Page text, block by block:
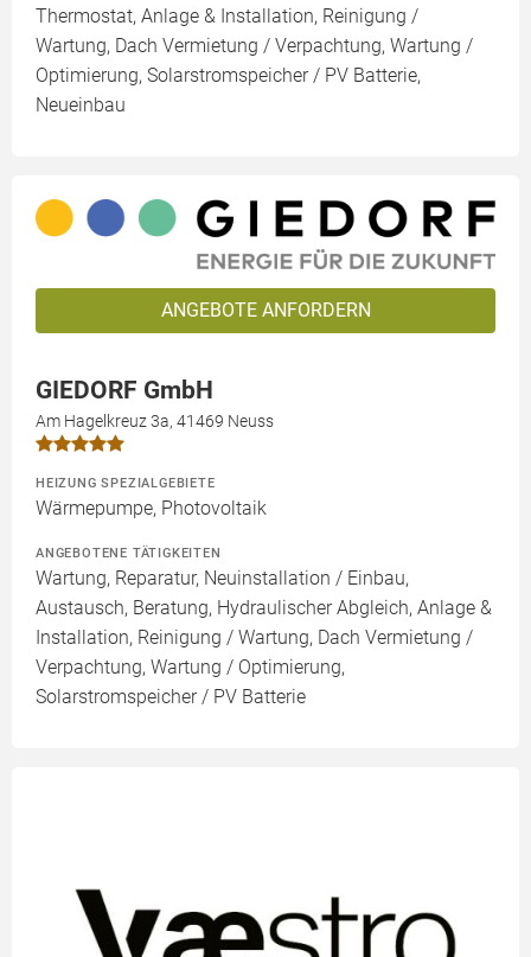
Thermostat, Anlage & Installation, Reinigung /
Wartung, Dach Vermietung / Verpachtung, Wartung /
Optimierung, Solarstromspeicher / PV Batterie,
Neueinbau
ANGEBOTE ANFORDERN
GIEDORF GmbH
Am Hagelkreuz 3a, 41469 Neuss
HEIZUNG SPEZIALGEBIETE
Wärmepumpe, Photovoltaik
ANGEBOTENE TÄTIGKEITEN
Wartung, Reparatur, Neuinstallation / Einbau,
Austausch, Beratung, Hydraulischer Abgleich, Anlage &
Installation, Reinigung / Wartung, Dach Vermietung /
Verpachtung, Wartung / Optimierung,
Solarstromspeicher / PV Batterie